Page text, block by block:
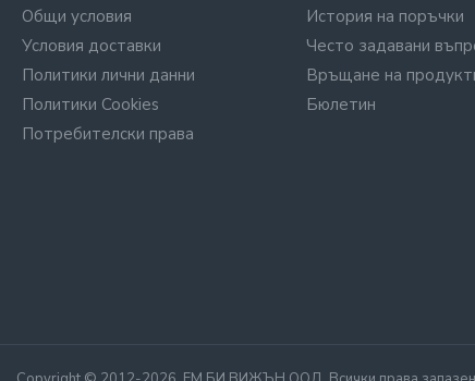
Общи условия
Условия доставки
Политики лични данни
Политики Cookies
Потребителски права
История на поръчки
Често задавани
Връщане на
Бюлетин